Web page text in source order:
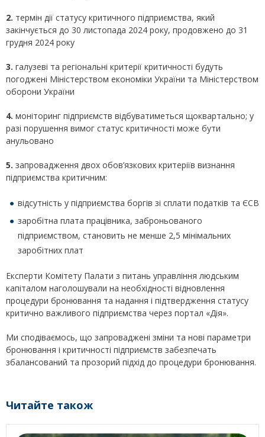
2. термін дії статусу критичного підприємства, який
закінчується до 30 листопада 2024 року, продовжено до 31
грудня 2024 року
3. галузеві та регіональні критерії критичності будуть
погоджені Міністерством економіки України та Міністерством
оборони України
4. моніторинг підприємств відбуватиметься щоквартально; у
разі порушення вимог статус критичності може бути
анульовано
5. запровадження двох обов’язкових критеріїв визнання
підприємства критичним:
відсутність у підприємства боргів зі сплати податків та ЄСВ
заробітна плата працівника, заброньованого
підприємством, становить не менше 2,5 мінімальних
заробітних плат
Експерти Комітету Палати з питань управління людським
капіталом наголошували на необхідності відновлення
процедури бронювання та надання і підтвердження статусу
критично важливого підприємства через портал «Дія».
Ми сподіваємось, що запроваджені зміни та нові параметри
бронювання і критичності підприємств забезпечать
збалансований та прозорий підхід до процедури бронювання.
Читайте також